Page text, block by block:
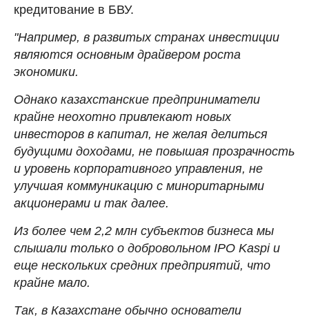
кредитование в БВУ.
"Например, в развитых странах инвестиции
являются основным драйвером роста
экономики.
Однако казахстанские предприниматели
крайне неохотно привлекают новых
инвесторов в капитал, не желая делиться
будущими доходами, не повышая прозрачность
и уровень корпоративного управления, не
улучшая коммуникацию с миноритарными
акционерами и так далее.
Из более чем 2,2 млн субъектов бизнеса мы
слышали только о добровольном IPO Kaspi и
еще нескольких средних предприятий, что
крайне мало.
Так, в Казахстане обычно основатели